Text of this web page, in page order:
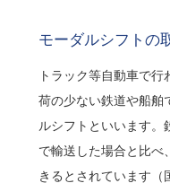
モーダルシフトの
トラック等自動車で
荷の少ない鉄道や船舶
ルシフトといいます。
で輸送した場合と比べ
きるとされています（